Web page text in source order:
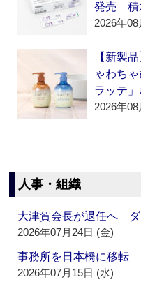
発売 積
2026年
【新製
ゃわち
ラッテ
2026年
人事・組織
大津賀会長が退任へ ダ
2026年07月24日 (金)
事務所を日本橋に移転
2026年07月15日 (水)